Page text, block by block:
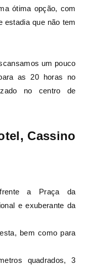
ótima opção, com
estadia que não tem
um pouco
as 20 horas no
no centro de
Cassino
a Praça da
e exuberante da
bem como para
quadrados, 3